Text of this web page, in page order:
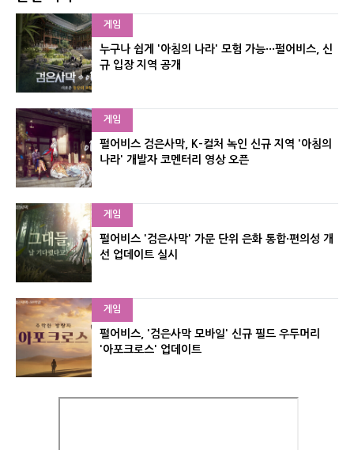
게임
누구나 쉽게 '아침의 나라' 모험 가능···펄어비스, 신
규 입장 지역 공개
게임
펄어비스 검은사막, K-컬처 녹인 신규 지역 '아침의
나라' 개발자 코멘터리 영상 오픈
게임
펄어비스 '검은사막' 가문 단위 은화 통합·편의성 개
선 업데이트 실시
게임
펄어비스, '검은사막 모바일' 신규 필드 우두머리
'아포크로스' 업데이트